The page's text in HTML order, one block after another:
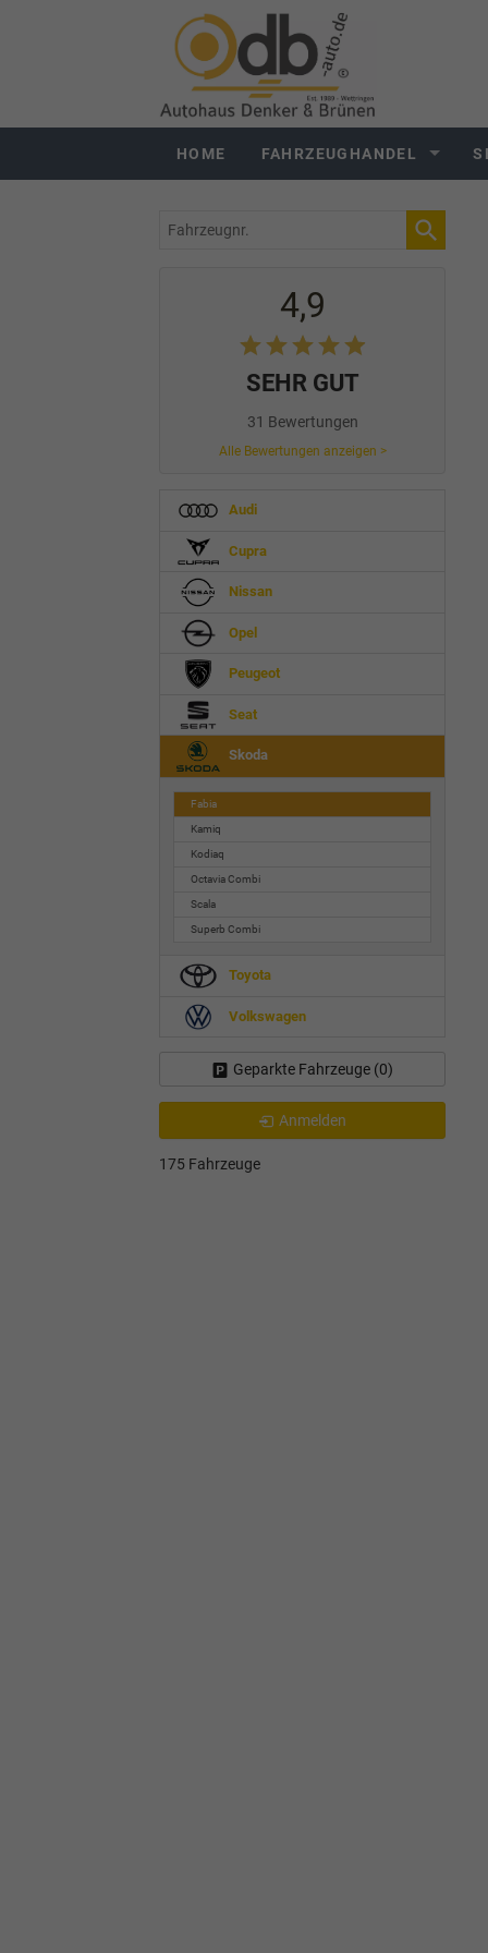
HOME FAHRZEUGHANDEL
Fahrzeugnr.
4,9
SEHR GUT
31 Bewertungen
Alle Bewertungen anzeigen >
Audi
Cupra
Nissan
Opel
Peugeot
Seat
Skoda
Fabia
Kamiq
Kodiaq
Octavia Combi
Scala
Superb Combi
Toyota
Volkswagen
Geparkte Fahrzeuge (0)
Anmelden
175 Fahrzeuge